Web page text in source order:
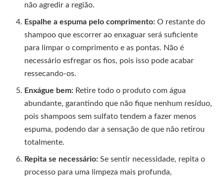
não agredir a região.
Espalhe a espuma pelo comprimento: O restante do
shampoo que escorrer ao enxaguar será suficiente
para limpar o comprimento e as pontas. Não é
necessário esfregar os fios, pois isso pode acabar
ressecando-os.
Enxágue bem: Retire todo o produto com água
abundante, garantindo que não fique nenhum resíduo,
pois shampoos sem sulfato tendem a fazer menos
espuma, podendo dar a sensação de que não retirou
totalmente.
Repita se necessário: Se sentir necessidade, repita o
processo para uma limpeza mais profunda,